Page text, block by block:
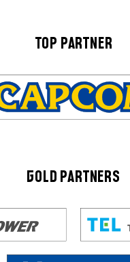
TOP PARTNER
GOLD PARTNERS